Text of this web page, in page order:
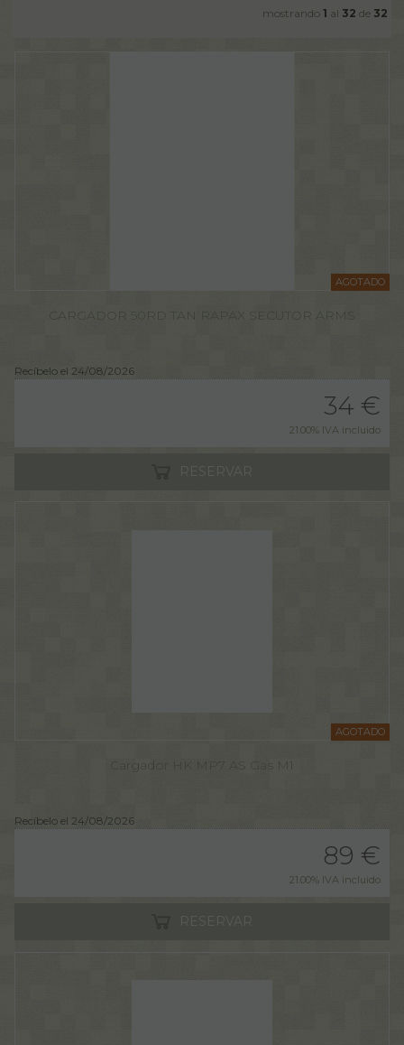
mostrando 1 al 32 de 32
AGOTADO
CARGADOR 50RD TAN RAPAX SECUTOR ARMS
Recíbelo el 24/08/2026
34 €
21.00% IVA incluido
RESERVAR
AGOTADO
Cargador HK MP7 AS Gas M1
Recíbelo el 24/08/2026
89 €
21.00% IVA incluido
RESERVAR